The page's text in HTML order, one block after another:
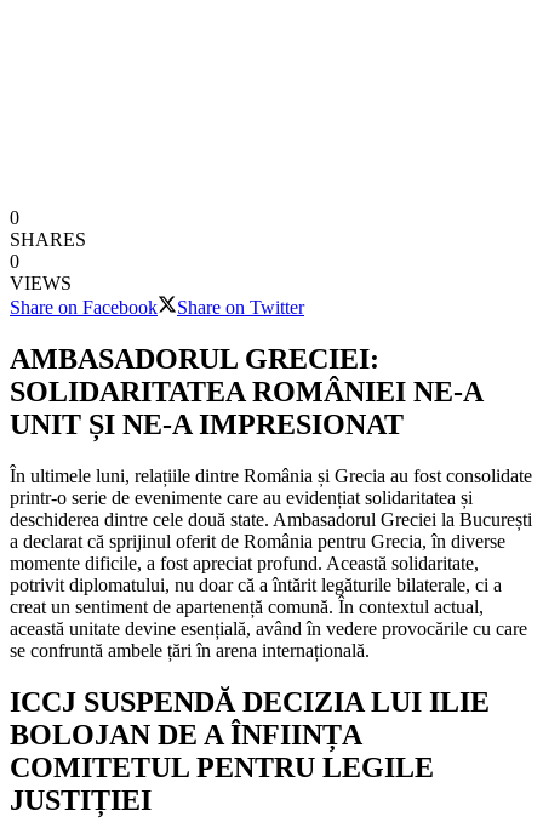
0
SHARES
0
VIEWS
Share on Facebook
Share on Twitter
AMBASADORUL GRECIEI:
SOLIDARITATEA ROMÂNIEI NE-A
UNIT ȘI NE-A IMPRESIONAT
În ultimele luni, relațiile dintre România și Grecia au fost consolidate
printr-o serie de evenimente care au evidențiat solidaritatea și
deschiderea dintre cele două state. Ambasadorul Greciei la București
a declarat că sprijinul oferit de România pentru Grecia, în diverse
momente dificile, a fost apreciat profund. Această solidaritate,
potrivit diplomatului, nu doar că a întărit legăturile bilaterale, ci a
creat un sentiment de apartenență comună. În contextul actual,
această unitate devine esențială, având în vedere provocările cu care
se confruntă ambele țări în arena internațională.
ICCJ SUSPENDĂ DECIZIA LUI ILIE
BOLOJAN DE A ÎNFIINȚA
COMITETUL PENTRU LEGILE
JUSTIȚIEI